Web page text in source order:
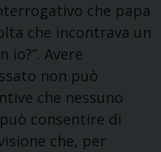
che papa
che incontrava un
io?”. Avere
non può
che nessuno
consentire di
che, per